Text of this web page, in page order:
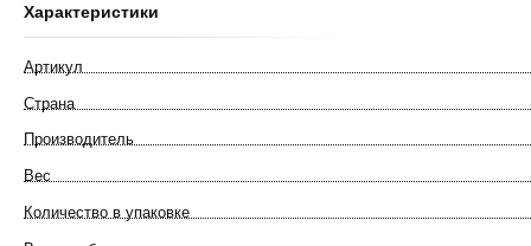
Характеристики
Артикул
Страна
Производитель
Вес
Количество в упаковке